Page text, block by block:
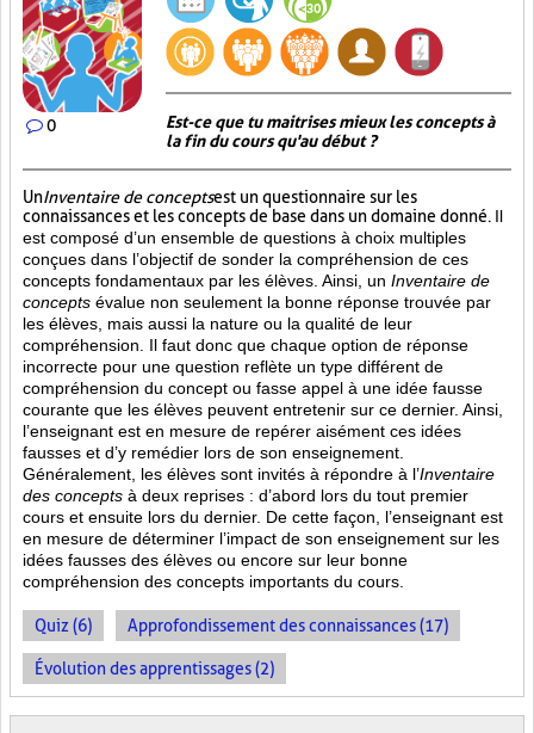
0
Est-ce que tu maitrises mieux les concepts à
la fin du cours qu'au début ?
UnInventaire de conceptsest un questionnaire sur les
connaissances et les concepts de base dans un domaine donné. Il
est composé d’un ensemble de questions à choix multiples
conçues dans l’objectif de sonder la compréhension de ces
concepts fondamentaux par les élèves. Ainsi, un Inventaire de
concepts évalue non seulement la bonne réponse trouvée par
les élèves, mais aussi la nature ou la qualité de leur
compréhension. Il faut donc que chaque option de réponse
incorrecte pour une question reflète un type différent de
compréhension du concept ou fasse appel à une idée fausse
courante que les élèves peuvent entretenir sur ce dernier. Ainsi,
l’enseignant est en mesure de repérer aisément ces idées
fausses et d’y remédier lors de son enseignement.
Généralement, les élèves sont invités à répondre à l’Inventaire
des concepts à deux reprises : d’abord lors du tout premier
cours et ensuite lors du dernier. De cette façon, l’enseignant est
en mesure de déterminer l’impact de son enseignement sur les
idées fausses des élèves ou encore sur leur bonne
compréhension des concepts importants du cours.
Quiz (6) Approfondissement des connaissances (17)
Évolution des apprentissages (2)